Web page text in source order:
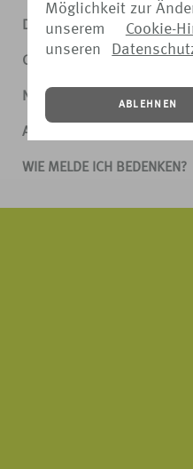
Möglichkeit zur
unserem
Cookie-
unseren
ABLEHNEN
DATENSCHUTZ
COOKIE-HINWEIS
NUTZUNGSBEDINGUNGEN
AGB
WIE MELDE ICH BEDENKEN?